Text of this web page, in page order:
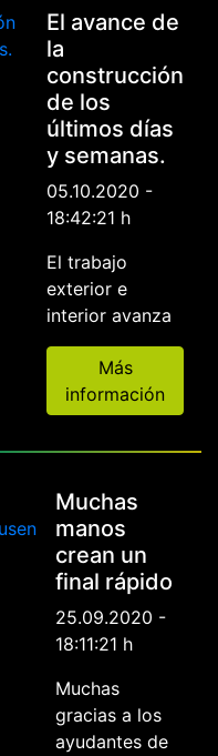
El avance de
la
construcción
de los
últimos días
y semanas.
05.10.2020 -
18:42:21 h
El trabajo
exterior e
interior avanza
Más
información
Muchas
manos
crean un
final rápido
25.09.2020 -
18:11:21 h
Muchas
gracias a los
ayudantes de